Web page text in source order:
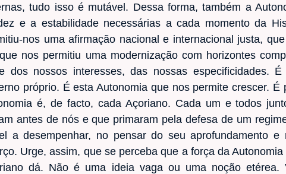
tudo isso é mutável. Dessa forma, também a
e a estabilidade necessárias a cada momento da
nos uma afirmação nacional e internacional justa,
nos permitiu uma modernização com horizontes
dos nossos interesses, das nossas especificidades.
próprio. É esta Autonomia que nos permite crescer.
é, de facto, cada Açoriano. Cada um e todos
antes de nós e que primaram pela defesa de um
a desempenhar, no pensar do seu aprofundamento
Urge, assim, que se perceba que a força da
dá. Não é uma ideia vaga ou uma noção